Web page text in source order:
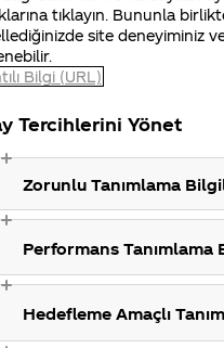
Merak Ettim
tıklayın. Bununla
site deneyiminiz
Bilgi (URL)
Tercihlerini Yönet
Zorunlu Tanımlama
Performans Tanımlama
Hedefleme Amaçlı